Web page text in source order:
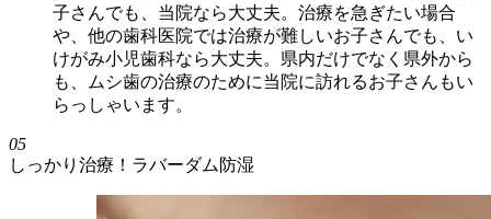
子さんでも、当院なら大丈夫。治療を急ぎたい場合
や、他の歯科医院では治療が難しいお子さんでも、い
けがみ小児歯科なら大丈夫。県内だけでなく県外から
も、ムシ歯の治療のために当院に訪れるお子さんもい
らっしゃいます。
05
しっかり治療！ラバーダム防湿